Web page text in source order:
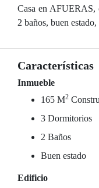
Casa en AFUERAS,
2 baños, buen
Características
Inmueble
165 M2
3 Dormitorios
2 Baños
Buen estado
Edificio